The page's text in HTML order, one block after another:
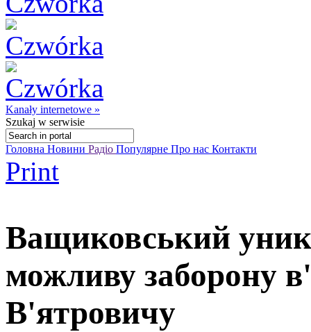
Kanały internetowe »
Szukaj w serwisie
Головна Новини Радіо Популярне Про нас Контакти
Print
Ващиковський
можливу заборону
В'ятровичу